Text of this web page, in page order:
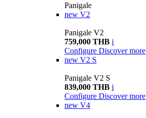
Panigale
new V2
Panigale V2
759,000 THB i
Configure Discover more
new V2 S
Panigale V2 S
839,000 THB i
Configure Discover more
new V4